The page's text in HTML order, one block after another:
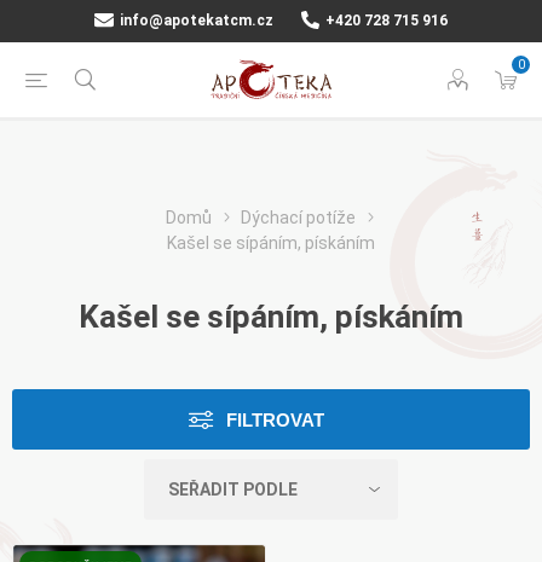
info@apotekatcm.cz +420 728 715 916
0
Domů
Dýchací potíže
Kašel se sípáním, pískáním
Kašel se sípáním, pískáním
FILTROVAT